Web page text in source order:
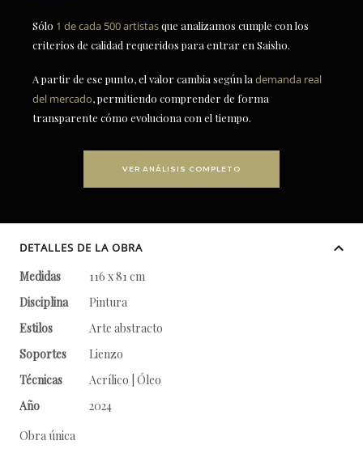
Sólo 1 de cada 500 artistasque analizamos cumple con los
criterios de calidad requeridos para entrar en Saisho.
A partir de ese punto, el valor cambia según la demanda real
del mercado, permitiendo comprender de forma
transparente cómo evoluciona con el tiempo.
VER ANÁLISIS COMPLETO
DETALLES DE LA OBRA
Medidas
116 x 81 cm
Disciplina
Pintura
Estilos
Arte abstracto
Soportes
Lienzo
Técnicas
Acrílico | Óleo
Año
2024
Obra única